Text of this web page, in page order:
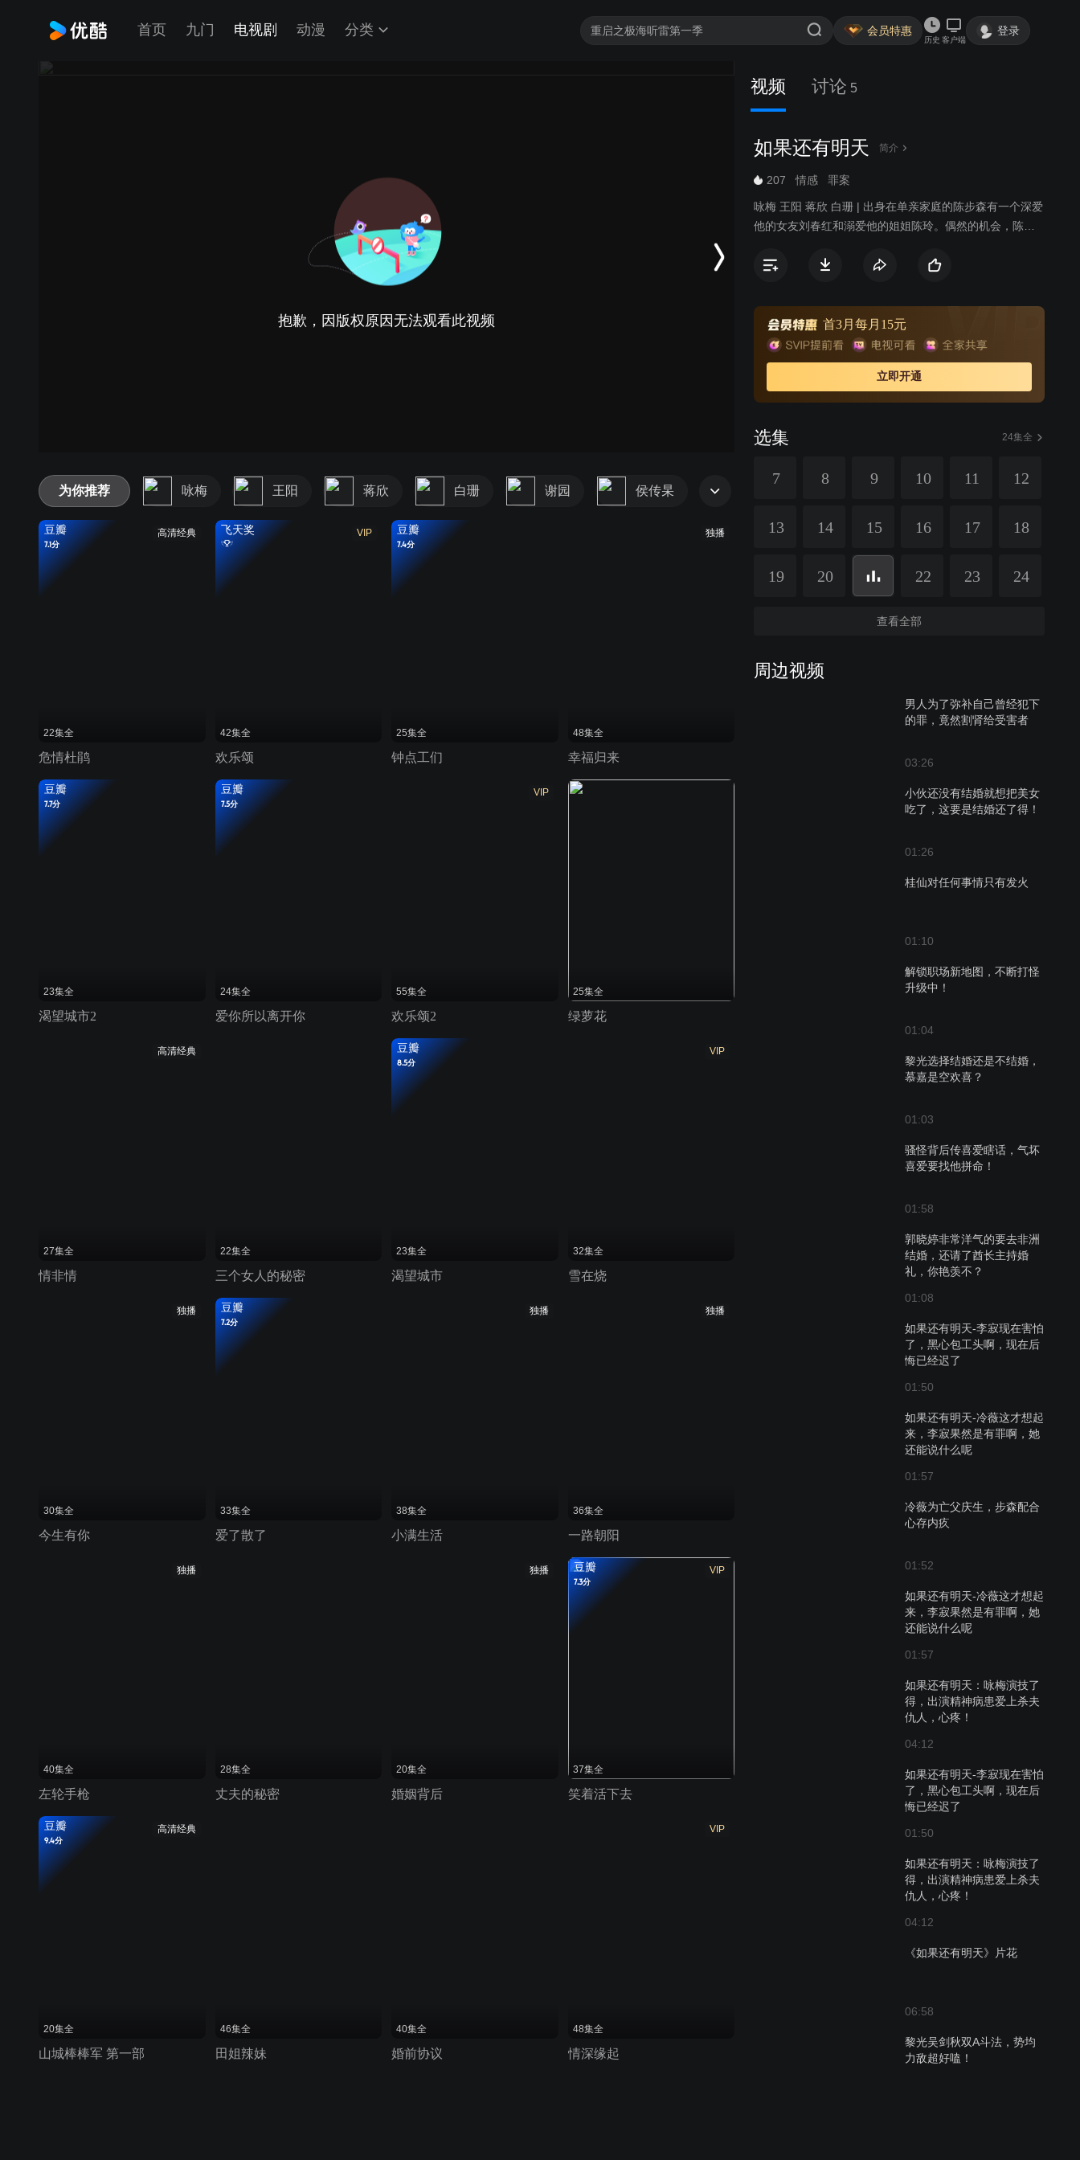
首页 九门 电视剧 动漫 分类 会员特惠
历史 客户端
登录
抱歉，因版权原因无法观看此视频
视频 讨论 5
如果还有明天 简介
207 情感 罪案
咏梅 王阳 蒋欣 白珊 | 出身在单亲家庭的陈步森有一个深爱
他的女友刘春红和溺爱他的姐姐陈玲。偶然的机会，陈步
家人让他感受到人间的真情和生活的美好。在协助冷薇的
弟弟的婚事，与丈夫矛盾升级，最终走向离婚，当她重伤
在床时，却收获了丈夫的温情。刘春红面对失去的感情，
多番努力无果，绝望中到医院流产，放弃了与陈步森的孩
子，并且铤而走险企图伤害冷薇，不料却误伤陈玲。面对
深爱自己却又无法原谅的陈步森，冷薇只有选择离开。三
散，生活的阳光重新照耀到每个人的内心。
首3月每月15元
立即开通
选集 24集全
7 8 9 10 11 12
13 14 15 16 17 18
19 20 22 23 24
查看全部
周边视频
男人为了弥补自己曾经犯下
的罪，竟然割肾给受害者
03:26
小伙还没有结婚就想把美女
吃了，这要是结婚还了得！
01:26
桂仙对任何事情只有发火
01:10
解锁职场新地图，不断打怪
升级中！
01:04
黎光选择结婚还是不结婚，
慕嘉是空欢喜？
01:03
骚怪背后传喜爱瞎话，气坏
喜爱要找他拼命！
01:58
郭晓婷非常洋气的要去非洲
结婚，还请了酋长主持婚
礼，你艳羡不？
01:08
如果还有明天-李寂现在害怕
了，黑心包工头啊，现在后
悔已经迟了
01:50
如果还有明天-冷薇这才想起
来，李寂果然是有罪啊，她
还能说什么呢
01:57
冷薇为亡父庆生，步森配合
心存内疚
01:52
如果还有明天-冷薇这才想起
来，李寂果然是有罪啊，她
还能说什么呢
01:57
如果还有明天：咏梅演技了
得，出演精神病患爱上杀夫
仇人，心疼！
04:12
如果还有明天-李寂现在害怕
了，黑心包工头啊，现在后
悔已经迟了
01:50
如果还有明天：咏梅演技了
得，出演精神病患爱上杀夫
仇人，心疼！
04:12
《如果还有明天》片花
06:58
黎光吴剑秋双A斗法，势均
力敌超好嗑！
为你推荐 咏梅 王阳 蒋欣 白珊 谢园 侯传杲
高清经典
豆瓣
7.1分
22集全
危情杜鹃
VIP
飞天奖
42集全
欢乐颂
豆瓣
7.4分
25集全
钟点工们
独播
48集全
幸福归来
豆瓣
7.7分
23集全
渴望城市2
豆瓣
7.5分
24集全
爱你所以离开你
VIP
55集全
欢乐颂2
25集全
绿萝花
高清经典
27集全
情非情
22集全
三个女人的秘密
豆瓣
8.5分
23集全
渴望城市
VIP
32集全
雪在烧
独播
30集全
今生有你
豆瓣
7.2分
33集全
爱了散了
独播
38集全
小满生活
独播
36集全
一路朝阳
独播
40集全
左轮手枪
28集全
丈夫的秘密
独播
20集全
婚姻背后
VIP
豆瓣
7.3分
37集全
笑着活下去
高清经典
豆瓣
9.4分
20集全
山城棒棒军 第一部
46集全
田姐辣妹
40集全
婚前协议
VIP
48集全
情深缘起